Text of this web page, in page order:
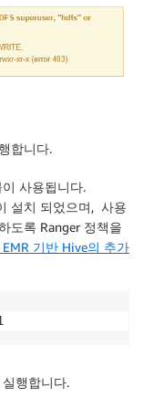
합니다.
사용됩니다.
설치 되었으며, 사용
도록 Ranger 정책을
기반 Hive의 추가
행합니다.